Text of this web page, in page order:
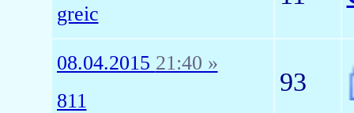
greic
08.04.2015 21:40 »
811
93